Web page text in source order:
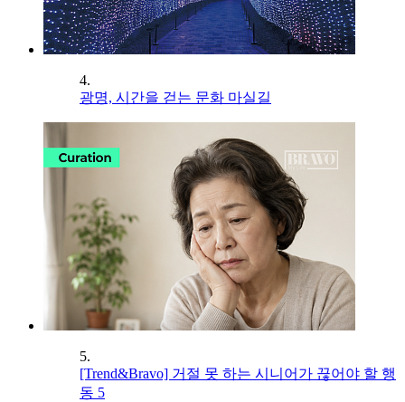
4.
광명, 시간을 걷는 문화 마실길
5.
[Trend&Bravo] 거절 못 하는 시니어가 끊어야 할 행
동 5